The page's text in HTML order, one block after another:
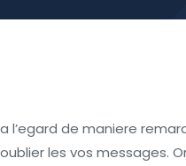
a l’egard de maniere
oublier les vos messages.